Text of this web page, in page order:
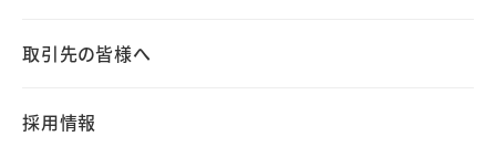
取引先の皆様へ
採用情報